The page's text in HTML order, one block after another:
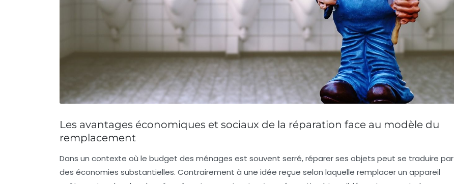
Les avantages économiques et sociaux de la réparation face au modèle du
remplacement
Dans un contexte où le budget des ménages est souvent serré, réparer ses objets peut se traduire par
des économies substantielles. Contrairement à une idée reçue selon laquelle remplacer un appareil